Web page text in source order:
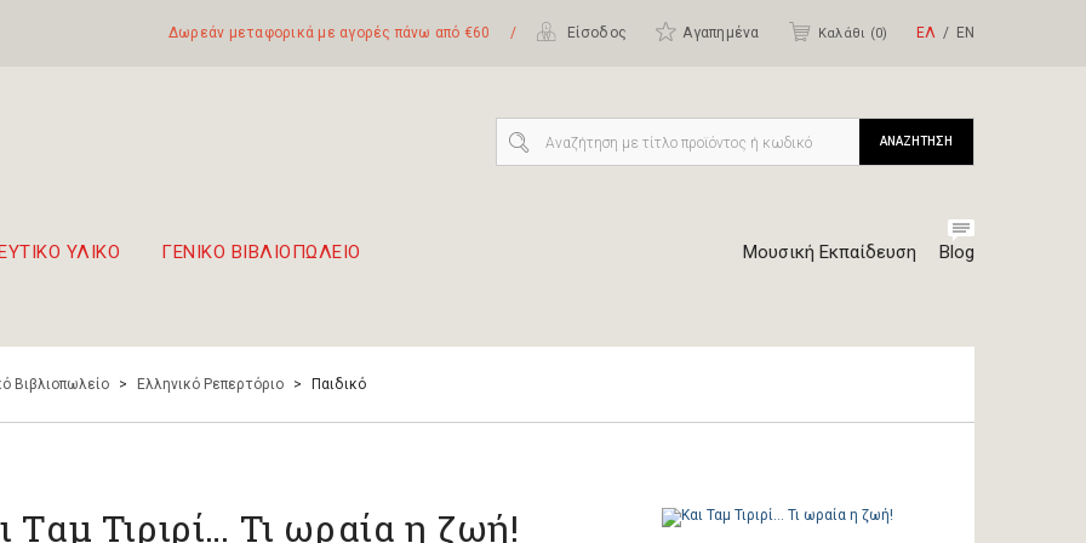
Δωρεάν μεταφορικά με αγορές πάνω από €60 / Είσοδος Αγαπημένα Καλάθι (0) ΕΛ ΕΝ
ΥΛΙΚΟ ΓΕΝΙΚΟ ΒΙΒΛΙΟΠΩΛΕΙΟ Μουσική Εκπαίδευση Blog
ΑΝΑΖΗΤΗΣΗ
Βιβλιοπωλείο > Ελληνικό Ρεπερτόριο > Παιδικό
Ταμ Τιριρί… Τι ωραία η ζωή!